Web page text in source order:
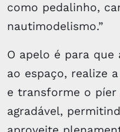
como pedalinho,
nautimodelismo.”
O apelo é para
ao espaço, realize
e transforme o píer
agradável,